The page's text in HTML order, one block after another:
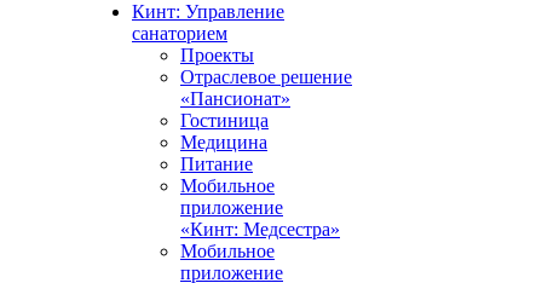
Кинт: Управление
санаторием
Проекты
Отраслевое решение
«Пансионат»
Гостиница
Медицина
Питание
Мобильное
приложение
«Кинт: Медсестра»
Мобильное
приложение